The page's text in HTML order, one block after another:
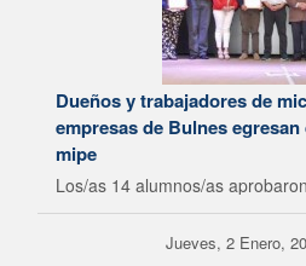
Dueños y trabajadores de
empresas de Bulnes
mipe
Los/as 14 alumnos/as
Jueves, 2 Enero,